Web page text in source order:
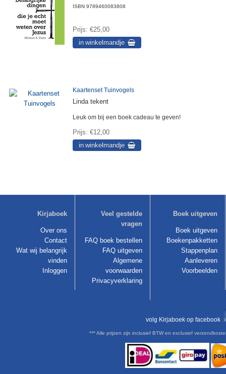
ISBN 9789460083808
Prijs €25,00
Kaartenset Tuinvogels
Linda tekent
Leuk om bij een boek cadeau te geven!
Prijs €12,00
Kirjaboek
Over ons
Contact
Wat wij belangrijk
vinden
Inloggen
Veel gestelde
vragen
FAQ boek bestellen
FAQ uitgeven
Algemene
voorwaarden
Privacyverklaring
Boek uitgeven
Boek uitgeven
Boekenpakketten
Stappenplan
Aanleveren
Voorbeelden
volg Kirjaboek op facebook
*** Alle prijzen zijn inclusief BTW en exclusief